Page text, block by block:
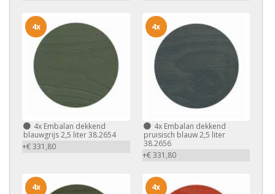
4x Embalan dekkend
blauwgrijs 2,5 liter 38.2654
+€ 331,80
4x
4xEmbalan dekkend
pruisisch blauw 2,5 liter
38.2656
+€ 331,80
4x
4x 4x